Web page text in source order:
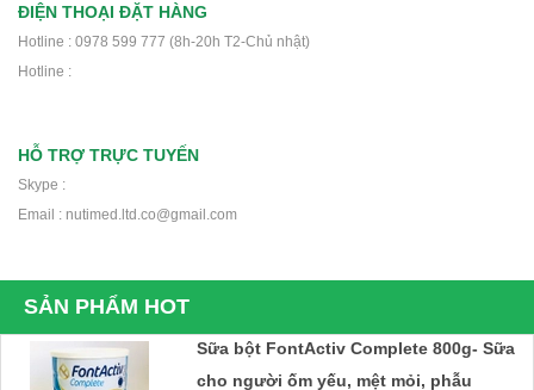
ĐIỆN THOẠI ĐẶT HÀNG
Hotline : 0978 599 777 (8h-20h T2-Chủ nhật)
Hotline :
HỖ TRỢ TRỰC TUYẾN
Skype :
Email : nutimed.ltd.co@gmail.com
SẢN PHẨM HOT
cho người ung thư, phẫu thuật, tiểu
Sữa bột FontActiv Complete 800g- Sữa
cho người ốm yếu, mệt mỏi, phẫu